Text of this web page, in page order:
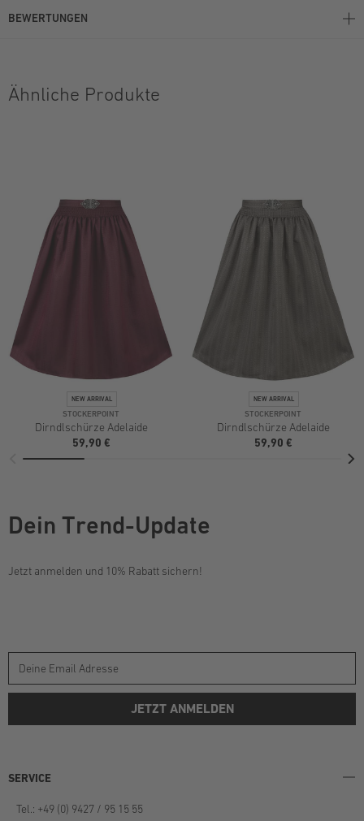
BEWERTUNGEN
Ähnliche Produkte
STOCKERPOINT
Dirndlschürze Adelaide
59,90 €
STOCKERPOINT
Dirndlschürze Adelaide
59,90 €
Dein Trend-Update
Jetzt anmelden und 10% Rabatt sichern!
JETZT ANMELDEN
SERVICE
Tel.: +49 (0) 9427 / 95 15 55